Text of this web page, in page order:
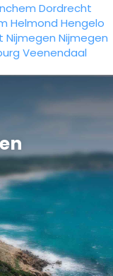
Dordrecht
Helmond Hengelo
Nijmegen Nijmegen
Veenendaal